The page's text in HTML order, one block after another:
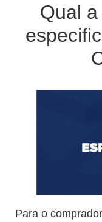
Qual
Para o